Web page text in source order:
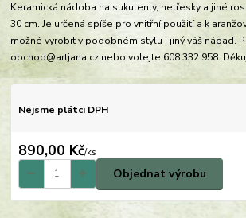
Keramická nádoba na sukulenty, netřesky a jiné
30 cm. Je určená spíše pro vnitřní použití a k
možné vyrobit v podobném stylu i jiný váš nápad.
obchod@artjana.cz nebo volejte 608 332 958.
Nejsme plátci DPH
890,00 Kč/ks
Objednat výrobu